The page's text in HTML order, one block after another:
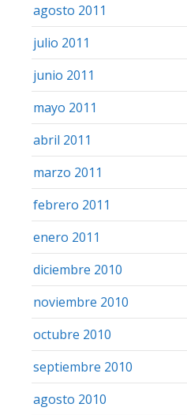
agosto 2011
julio 2011
junio 2011
mayo 2011
abril 2011
marzo 2011
febrero 2011
enero 2011
diciembre 2010
noviembre 2010
octubre 2010
septiembre 2010
agosto 2010